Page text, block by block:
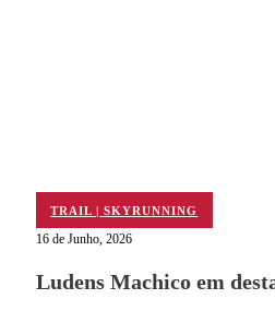
TRAIL | SKYRUNNING
16 de Junho, 2026
Ludens Machico em